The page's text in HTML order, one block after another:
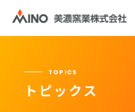
TOPICS
トピックス